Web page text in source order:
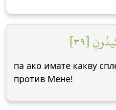
[٣٩]
па ако имате какву
против Мене!